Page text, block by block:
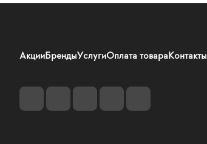
АкцииБрендыУслугиОплата товараКонтакты